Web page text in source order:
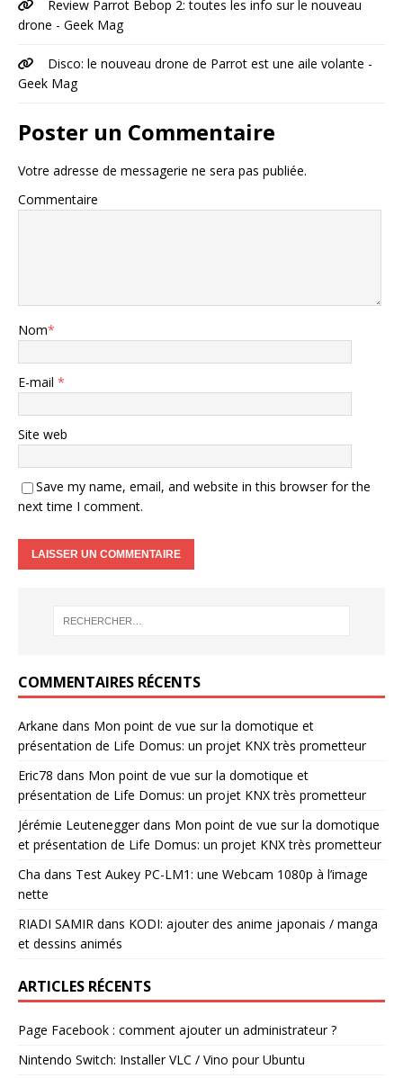
Review Parrot Bebop 2: toutes les info sur le nouveau
drone - Geek Mag
Disco: le nouveau drone de Parrot est une aile volante -
Geek Mag
Poster un Commentaire
Votre adresse de messagerie ne sera pas publiée.
Commentaire
Nom*
E-mail *
Site web
Save my name, email, and website in this browser for the
next time I comment.
COMMENTAIRES RÉCENTS
Arkane dans Mon point de vue sur la domotique et
présentation de Life Domus: un projet KNX très prometteur
Eric78 dans Mon point de vue sur la domotique et
présentation de Life Domus: un projet KNX très prometteur
Jérémie Leuteneggerdans Mon point de vue sur la domotique
et présentation de Life Domus: un projet KNX très prometteur
Cha dans Test Aukey PC-LM1: une Webcam 1080p à l’image
nette
RIADI SAMIR dans KODI: ajouter des anime japonais / manga
et dessins animés
ARTICLES RÉCENTS
Page Facebook : comment ajouter un administrateur ?
Nintendo Switch: Installer VLC / Vino pour Ubuntu